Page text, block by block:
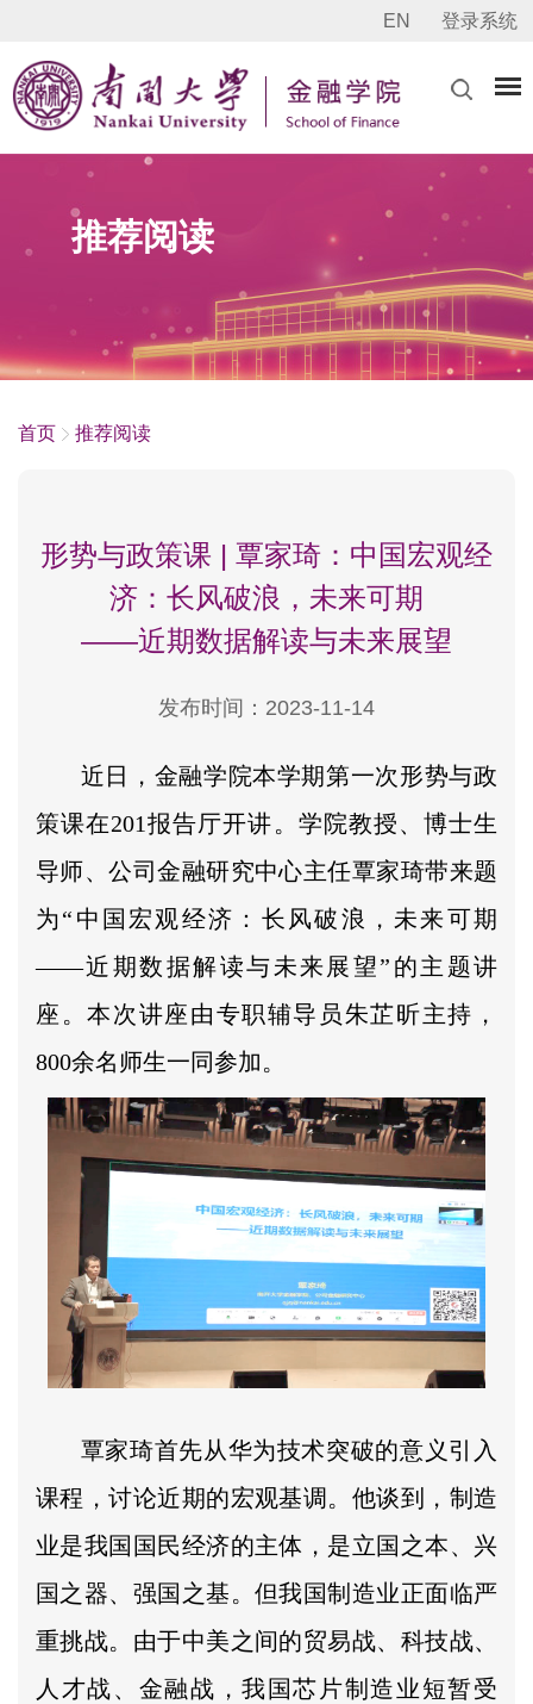
EN 登录系统
推荐阅读
首页 推荐阅读
形势与政策课 | 覃家琦：中国宏观经
济：长风破浪，未来可期
——近期数据解读与未来展望
发布时间：2023-11-14
近日，金融学院本学期第一次形势与政
策课在201报告厅开讲。学院教授、博士生
导师、公司金融研究中心主任覃家琦带来题
为“中国宏观经济：长风破浪，未来可期
——近期数据解读与未来展望”的主题讲
座。本次讲座由专职辅导员朱芷昕主持，
800余名师生一同参加。
覃家琦首先从华为技术突破的意义引入
课程，讨论近期的宏观基调。他谈到，制造
业是我国国民经济的主体，是立国之本、兴
国之器、强国之基。但我国制造业正面临严
重挑战。由于中美之间的贸易战、科技战、
人才战、金融战，我国芯片制造业短暂受